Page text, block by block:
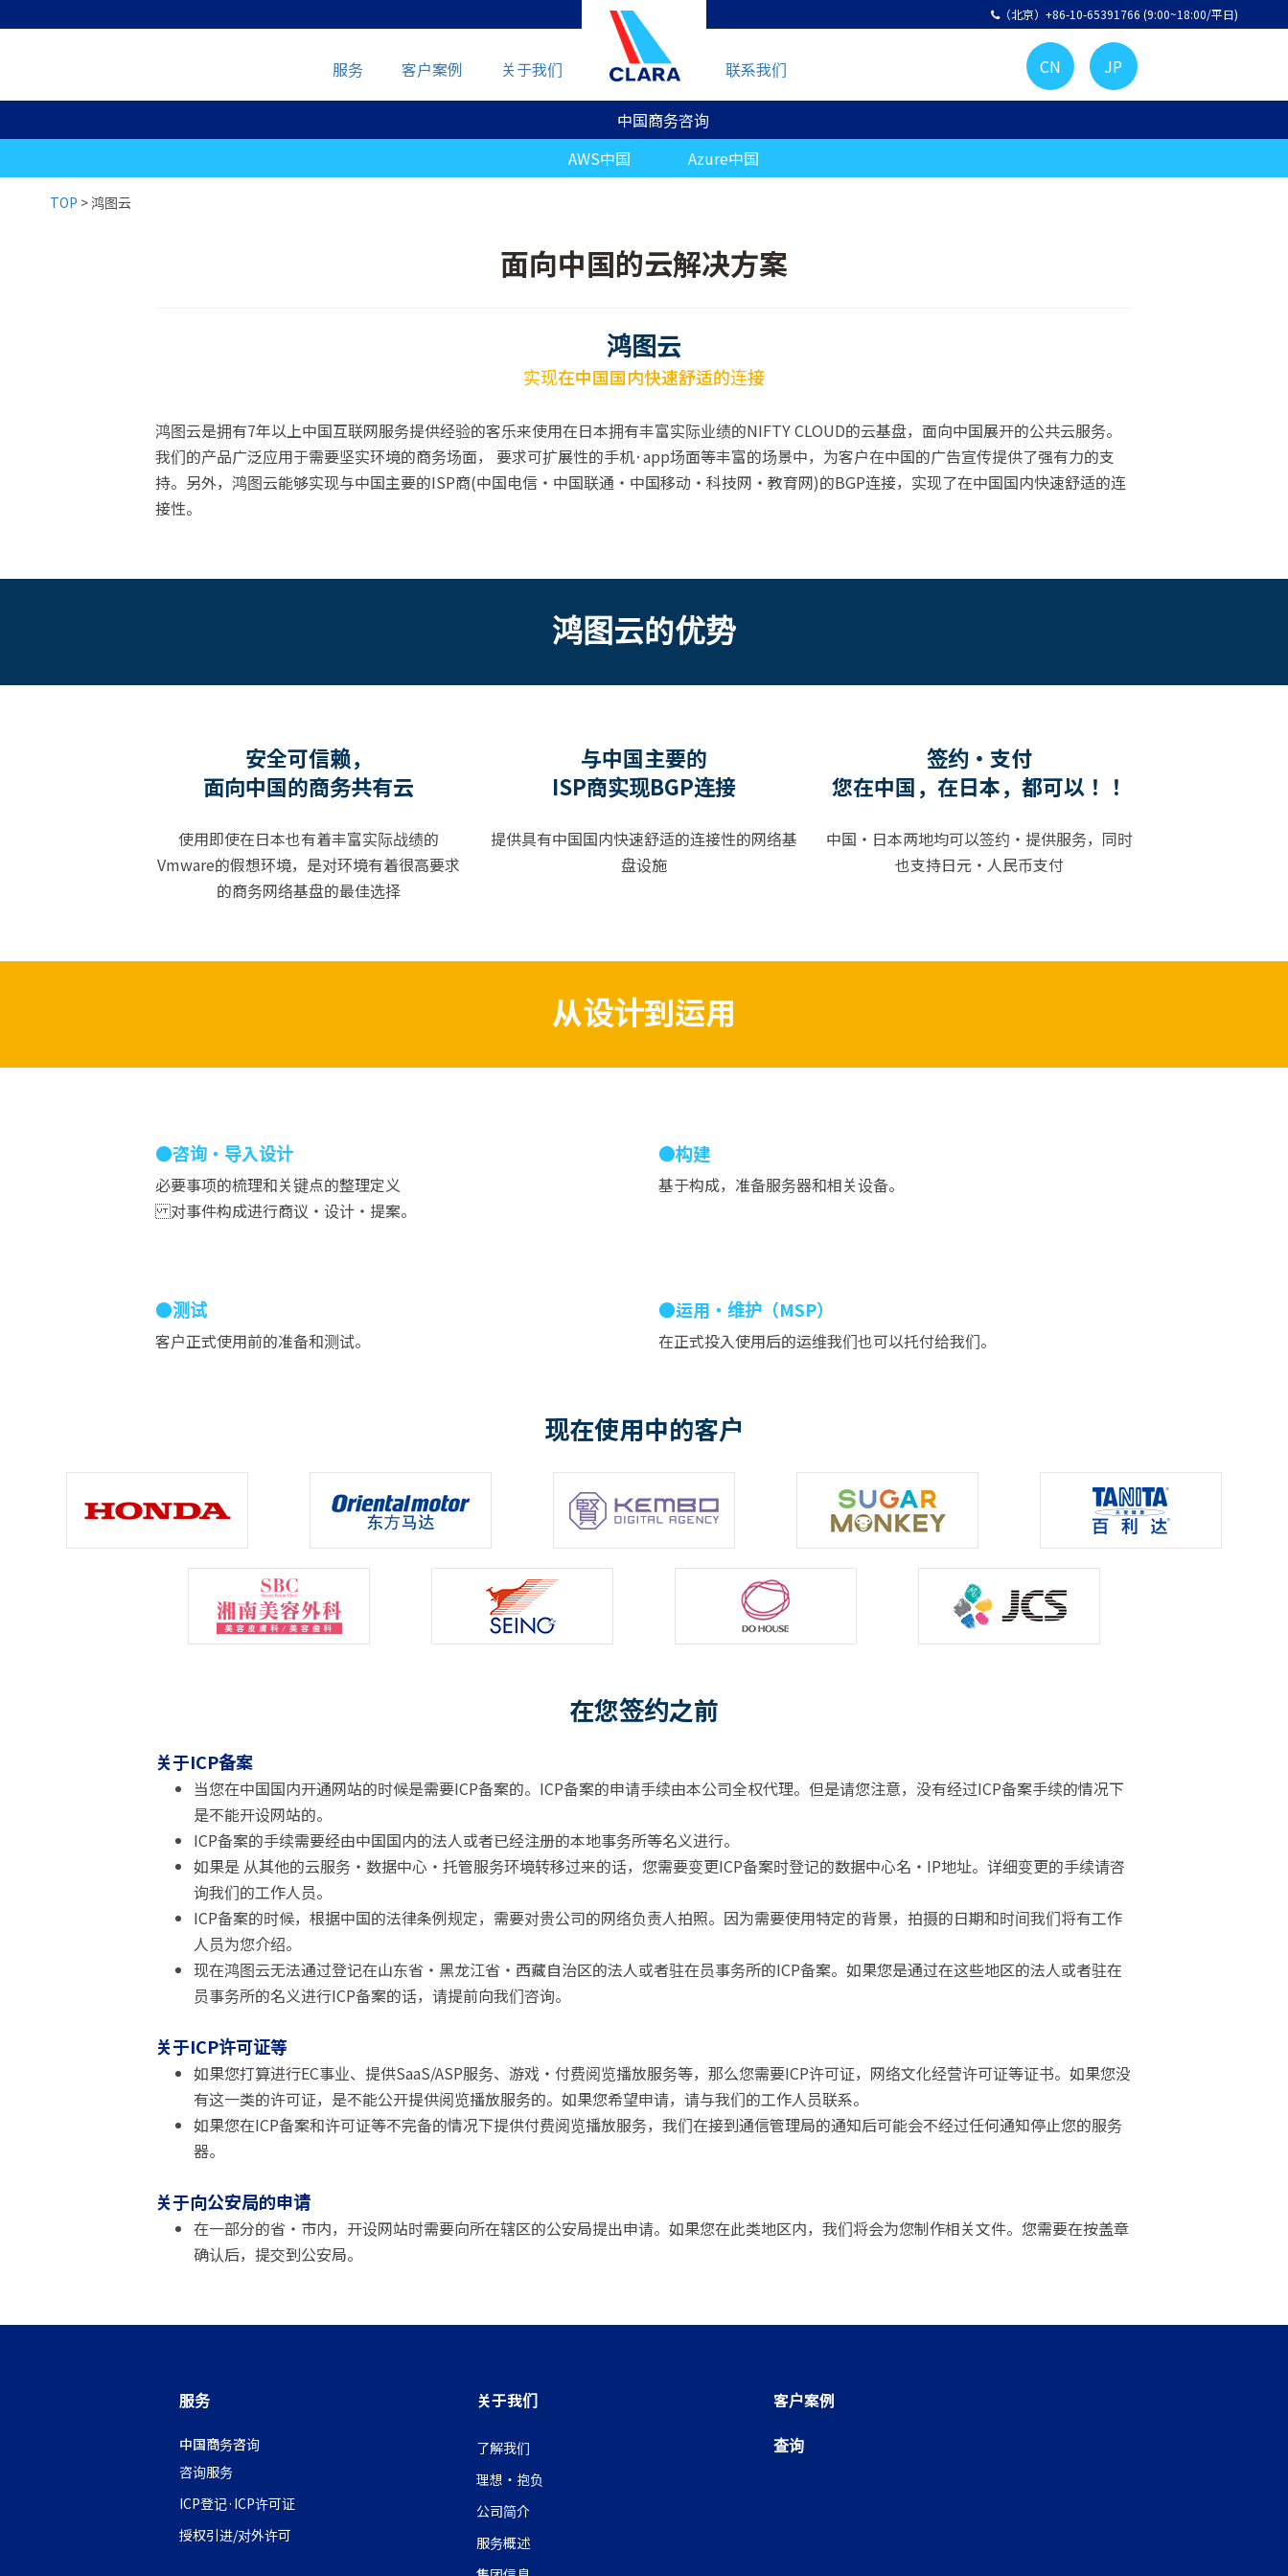
（北京）+86-10-65391766 (9:00~18:00/平日)
服务 客户案例 关于我们 联系我们 CN JP
中国商务咨询
AWS中国
Azure中国
TOP >鸿图云
面向中国的云解决方案
鸿图云
实现在中国国内快速舒适的连接
鸿图云是拥有7年以上中国互联网服务提供经验的客乐来使用在日本拥有丰富实际业绩的NIFTY CLOUD的云基盘，面向中国展开的公共云服务。
我们的产品广泛应用于需要坚实环境的商务场面， 要求可扩展性的手机·app场面等丰富的场景中，为客户在中国的广告宣传提供了强有力的支
持。另外，鸿图云能够实现与中国主要的ISP商(中国电信・中国联通・中国移动・科技网・教育网)的BGP连接，实现了在中国国内快速舒适的连
接性。
鸿图云的优势
安全可信赖，
面向中国的商务共有云
使用即使在日本也有着丰富实际战绩的
Vmware的假想环境，是对环境有着很高要求
的商务网络基盘的最佳选择
与中国主要的
ISP商实现BGP连接
提供具有中国国内快速舒适的连接性的网络基
盘设施
签约・支付
您在中国，在日本，都可以！！
中国・日本两地均可以签约・提供服务，同时
也支持日元・人民币支付
从设计到运用
●咨询・导入设计
必要事项的梳理和关键点的整理定义
对事件构成进行商议・设计・提案。
●构建
基于构成，准备服务器和相关设备。
●测试
客户正式使用前的准备和测试。
●运用・维护（MSP）
在正式投入使用后的运维我们也可以托付给我们。
现在使用中的客户
在您签约之前
关于ICP备案
当您在中国国内开通网站的时候是需要ICP备案的。ICP备案的申请手续由本公司全权代理。但是请您注意，没有经过ICP备案手续的情况下
是不能开设网站的。
ICP备案的手续需要经由中国国内的法人或者已经注册的本地事务所等名义进行。
如果是 从其他的云服务・数据中心・托管服务环境转移过来的话，您需要变更ICP备案时登记的数据中心名・IP地址。详细变更的手续请咨
询我们的工作人员。
ICP备案的时候，根据中国的法律条例规定，需要对贵公司的网络负责人拍照。因为需要使用特定的背景，拍摄的日期和时间我们将有工作
人员为您介绍。
现在鸿图云无法通过登记在山东省・黑龙江省・西藏自治区的法人或者驻在员事务所的ICP备案。如果您是通过在这些地区的法人或者驻在
员事务所的名义进行ICP备案的话，请提前向我们咨询。
关于ICP许可证等
如果您打算进行EC事业、提供SaaS/ASP服务、游戏・付费阅览播放服务等，那么您需要ICP许可证，网络文化经营许可证等证书。如果您没
有这一类的许可证，是不能公开提供阅览播放服务的。如果您希望申请，请与我们的工作人员联系。
如果您在ICP备案和许可证等不完备的情况下提供付费阅览播放服务，我们在接到通信管理局的通知后可能会不经过任何通知停止您的服务
器。
关于向公安局的申请
在一部分的省・市内，开设网站时需要向所在辖区的公安局提出申请。如果您在此类地区内，我们将会为您制作相关文件。您需要在按盖章
确认后，提交到公安局。
服务
中国商务咨询
咨询服务
ICP登记·ICP许可证
授权引进/对外许可
关于我们
了解我们
理想・抱负
公司简介
服务概述
客户案例
查询